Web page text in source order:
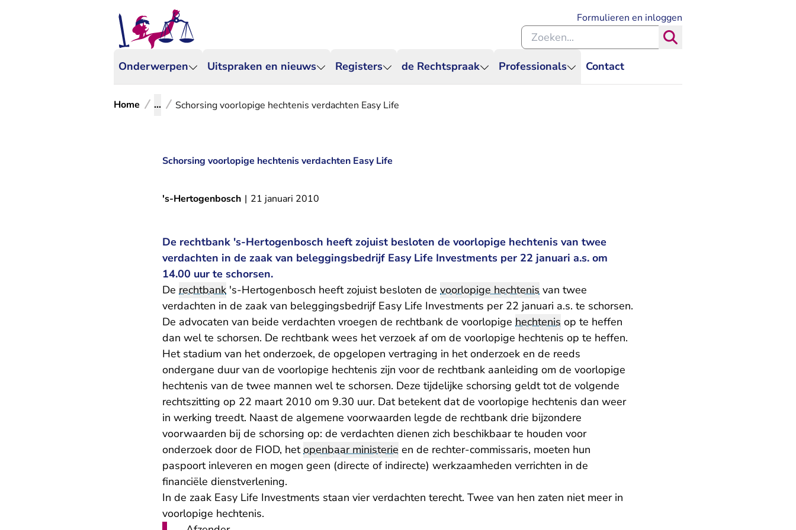
Onderwerpen Uitspraken en nieuws Registers de Rechtspraak Professionals Contact
Formulieren en inloggen
Zoeken binnen de Rechtspraak
Home ... Schorsing voorlopige hechtenis verdachten Easy Life
Schorsing voorlopige hechtenis verdachten Easy Life
's-Hertogenbosch | 21 januari 2010
De rechtbank 's-Hertogenbosch heeft zojuist besloten de voorlopige hechtenis van twee
verdachten in de zaak van beleggingsbedrijf Easy Life Investments per 22 januari a.s. om
14.00 uur te schorsen.
De rechtbank 's-Hertogenbosch heeft zojuist besloten de voorlopige hechtenis van twee
verdachten in de zaak van beleggingsbedrijf Easy Life Investments per 22 januari a.s. te schorsen.
De advocaten van beide verdachten vroegen de rechtbank de voorlopige hechtenis op te heffen
dan wel te schorsen. De rechtbank wees het verzoek af om de voorlopige hechtenis op te heffen.
Het stadium van het onderzoek, de opgelopen vertraging in het onderzoek en de reeds
ondergane duur van de voorlopige hechtenis zijn voor de rechtbank aanleiding om de voorlopige
hechtenis van de twee mannen wel te schorsen. Deze tijdelijke schorsing geldt tot de volgende
rechtszitting op 22 maart 2010 om 9.30 uur. Dat betekent dat de voorlopige hechtenis dan weer
in werking treedt. Naast de algemene voorwaarden legde de rechtbank drie bijzondere
voorwaarden bij de schorsing op: de verdachten dienen zich beschikbaar te houden voor
onderzoek door de FIOD, hetopenbaar ministerie en de rechter-commissaris, moeten hun
paspoort inleveren en mogen geen (directe of indirecte) werkzaamheden verrichten in de
financiële dienstverlening.
In de zaak Easy Life Investments staan vier verdachten terecht. Twee van hen zaten niet meer in
voorlopige hechtenis.